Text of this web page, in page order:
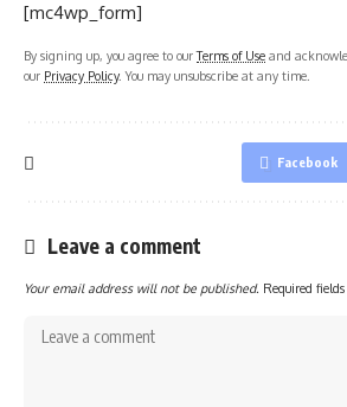
[mc4wp_form]
By signing up, you agree to ourTerms of Use and
our Privacy Policy. You may unsubscribe at any time.
Facebook
Leave a comment
Your email address will not be published. Required